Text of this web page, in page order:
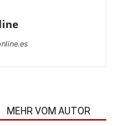
MEHR VOM AUTOR